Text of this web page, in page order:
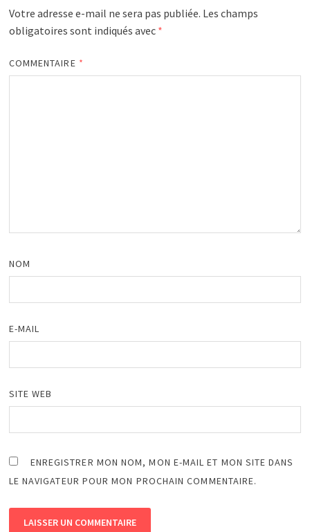
Votre adresse e-mail ne sera pas publiée. Les champs
obligatoires sont indiqués avec *
COMMENTAIRE *
NOM
E-MAIL
SITE WEB
ENREGISTRER MON NOM, MON E-MAIL ET MON SITE DANS
LE NAVIGATEUR POUR MON PROCHAIN COMMENTAIRE.